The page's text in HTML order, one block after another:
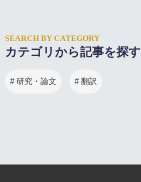
SEARCH BY CATEGORY
カテゴリから記事を探す
# 研究・論文 # 翻訳